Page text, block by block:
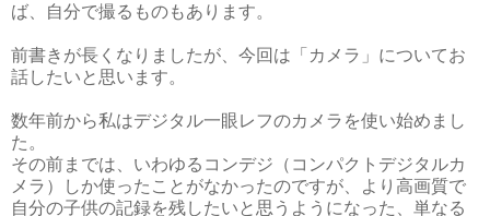
ば、自分で撮るものもあります。
前書きが長くなりましたが、今回は「カメラ」についてお
話したいと思います。
数年前から私はデジタル一眼レフのカメラを使い始めまし
た。
その前までは、いわゆるコンデジ（コンパクトデジタルカ
メラ）しか使ったことがなかったのですが、より高画質で
自分の子供の記録を残したいと思うようになった、単なる